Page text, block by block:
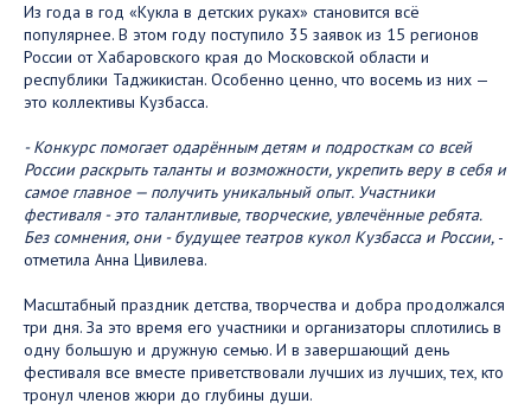
Из года в год «Кукла в детских руках» становится всё
популярнее. В этом году поступило 35 заявок из 15 регионов
России от Хабаровского края до Московской области и
республики Таджикистан. Особенно ценно, что восемь из них —
это коллективы Кузбасса.
- Конкурс помогает одарённым детям и подросткам со всей
России раскрыть таланты и возможности, укрепить веру в себя и
самое главное — получить уникальный опыт. Участники
фестиваля - это талантливые, творческие, увлечённые ребята.
Без сомнения, они - будущее театров кукол Кузбасса и России, -
отметила Анна Цивилева.
Масштабный праздник детства, творчества и добра продолжался
три дня. За это время его участники и организаторы сплотились в
одну большую и дружную семью. И в завершающий день
фестиваля все вместе приветствовали лучших из лучших, тех, кто
тронул членов жюри до глубины души.